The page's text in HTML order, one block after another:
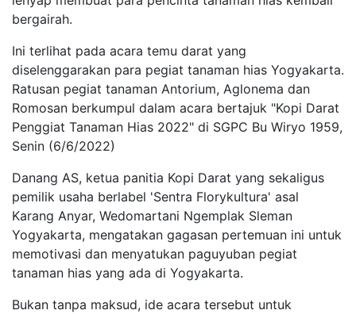
bergairah.
Ini terlihat pada acara temu darat yang
diselenggarakan para pegiat tanaman hias Yogyakarta.
Ratusan pegiat tanaman Antorium, Aglonema dan
Romosan berkumpul dalam acara bertajuk "Kopi Darat
Penggiat Tanaman Hias 2022" di SGPC Bu Wiryo 1959,
Senin (6/6/2022)
Danang AS, ketua panitia Kopi Darat yang sekaligus
pemilik usaha berlabel 'Sentra Florykultura' asal
Karang Anyar, Wedomartani Ngemplak Sleman
Yogyakarta, mengatakan gagasan pertemuan ini untuk
memotivasi dan menyatukan paguyuban pegiat
tanaman hias yang ada di Yogyakarta.
Bukan tanpa maksud, ide acara tersebut untuk